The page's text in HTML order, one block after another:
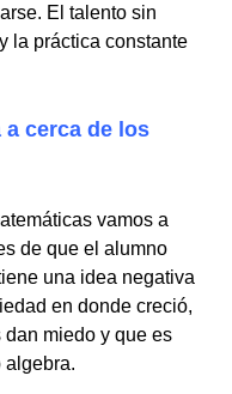
El talento sin
la práctica constante
a cerca de los
vamos a
de que el alumno
una idea negativa
en donde creció,
miedo y que es
algebra.